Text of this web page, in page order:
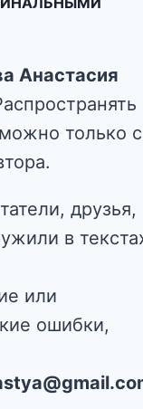
Анастасия
только с
друзья,
в
или
ошибки,